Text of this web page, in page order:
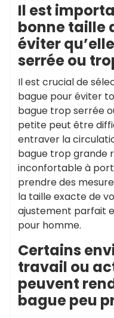
Il est
bonne taille
éviter
serrée ou
Il est crucial de
bague pour éviter
bague trop serrée
petite peut être
entraver la
bague trop grande
inconfortable à
prendre des
la taille exacte de
ajustement parfait
pour homme.
Certains
travail ou
peuvent
bague peu